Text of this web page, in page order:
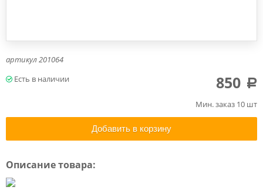
артикул201064
Мин. заказ 10 шт
850 a
Добавить в корзину
Описание товара: